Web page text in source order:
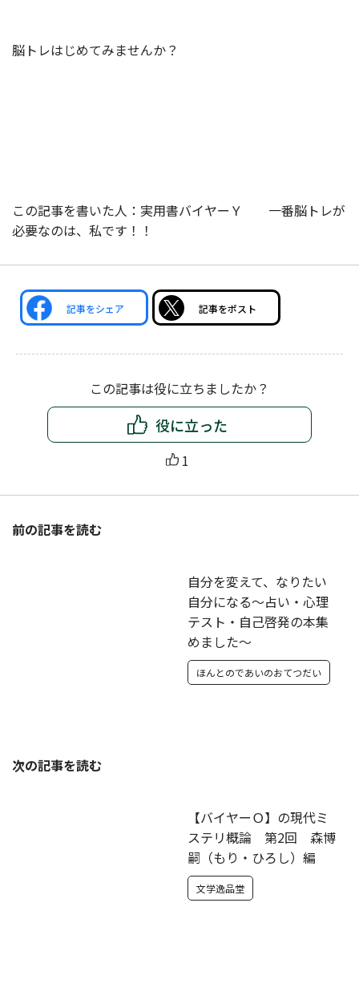
脳トレはじめてみませんか？
この記事を書いた人：実用書バイヤーＹ 一番脳トレが
必要なのは、私です！！
記事をシェア 記事をポスト
この記事は役に立ちましたか？
役に立った
1
前の記事を読む
自分を変えて、なりたい
自分になる～占い・心理
テスト・自己啓発の本集
めました～
ほんとのであいのおてつだい
次の記事を読む
【バイヤーＯ】の現代ミ
ステリ概論 第2回 森博
嗣（もり・ひろし）編
文学逸品堂